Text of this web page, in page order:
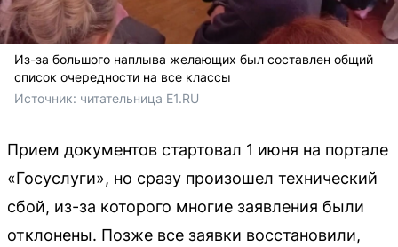
Из-за большого наплыва желающих был составлен общий
список очередности на все классы
Источник: читательница E1.RU
Прием документов стартовал 1 июня на портале
«Госуслуги», но сразу произошел технический
сбой, из-за которого многие заявления были
отклонены. Позже все заявки восстановили,